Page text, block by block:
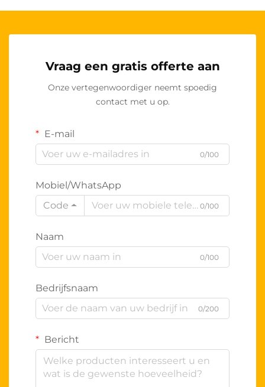
Vraag een gratis offerte aan
Onze vertegenwoordiger neemt spoedig
contact met u op.
E-mail
0/100
Mobiel/WhatsApp
Code
0/100
Naam
0/100
Bedrijfsnaam
0/200
Bericht